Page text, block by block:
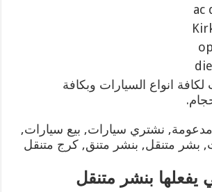
لكافة انواع السيارات وبكافة
نشتري سيارات, بيع سيارات,
بشر متنقل, بنشر متنق, كرج متنقل
يفعلها بنشر متنقل